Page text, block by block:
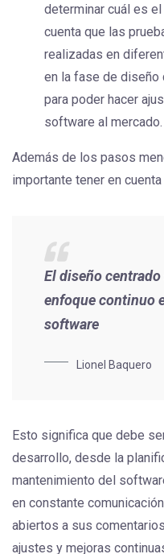
determinar cuál es
cuenta que las
realizadas en
en la fase de diseño
para poder hacer
software al mercado.
Además de los pasos
importante tener en cuenta
El diseño
enfoque continuo
software
Lionel Baquero
Esto significa que debe
desarrollo, desde la
mantenimiento del
en constante
abiertos a sus
ajustes y mejoras